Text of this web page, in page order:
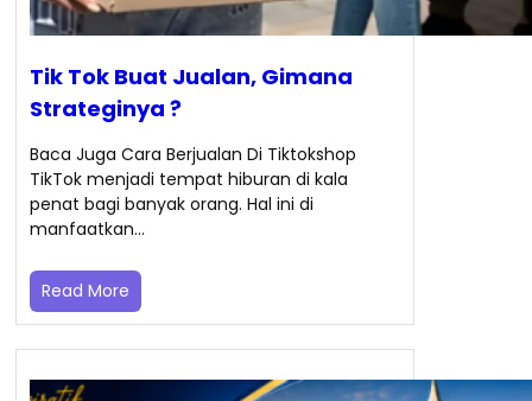
Tik Tok Buat Jualan, Gimana
Strateginya ?
Baca Juga Cara Berjualan Di Tiktokshop
TikTok menjadi tempat hiburan di kala
penat bagi banyak orang. Hal ini di
manfaatkan…
Read More